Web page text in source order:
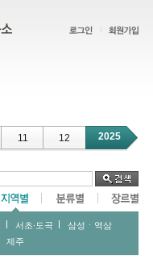
11 12 2025
서초∙도곡
삼성ㆍ역삼
제주